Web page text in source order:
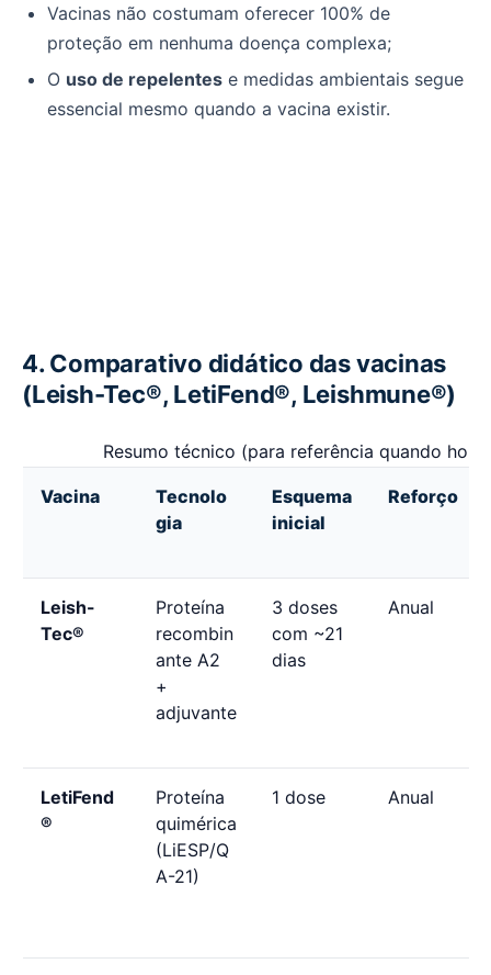
Vacinas não costumam oferecer 100% de
proteção em nenhuma doença complexa;
O uso de repelentes e medidas ambientais segue
essencial mesmo quando a vacina existir.
4. Comparativo didático das vacinas
(Leish-Tec®, LetiFend®, Leishmune®)
Resumo técnico (para referência quando
Vacina
Tecnolo
gia
Esquema
inicial
Reforço
Leish-
Tec®
Proteína
recombin
ante A2
+
adjuvante
3 doses
com ~21
dias
Anual
LetiFend
®
Proteína
quimérica
(LiESP/Q
A-21)
1 dose Anual